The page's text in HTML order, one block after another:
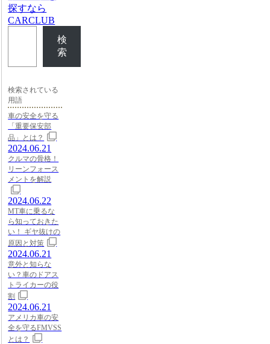
探すなら
CARCLUB
検
索
検索されている
用語
車の安全を守る
「重要保安部
品」とは？
2024.06.21
クルマの骨格！
リーンフォース
メントを解説
2024.06.22
MT車に乗るな
ら知っておきた
い！ ギヤ抜けの
原因と対策
2024.06.21
意外と知らな
い？車のドアス
トライカーの役
割
2024.06.21
アメリカ車の安
全を守るFMVSS
とは？